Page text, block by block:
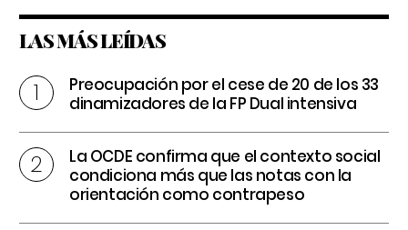
LAS MÁS LEÍDAS
Preocupación por el cese de 20 de los 33
dinamizadores de la FP Dual intensiva
La OCDE confirma que el contexto social
condiciona más que las notas con la
orientación como contrapeso